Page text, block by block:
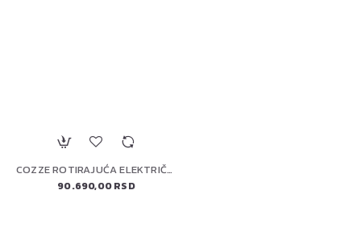
COZZE ROTIRAJUĆA ELEKTRIČNA PEĆ ZA PIZZU 13" (90446) PREMIUM
90.690,00 RSD